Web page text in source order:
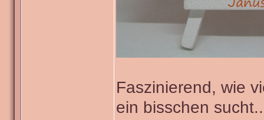
Faszinierend, wie
ein bisschen